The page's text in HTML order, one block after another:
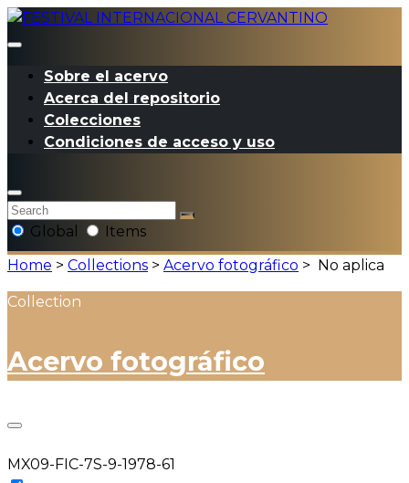
Sobre el acervo
Acerca del repositorio
Colecciones
Condiciones de acceso y uso
Global
Items
Home > Collections > Acervo fotográfico > No aplica
Collection
Acervo fotográfico
MX09-FIC-7S-9-1978-61